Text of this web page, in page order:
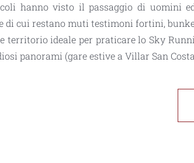
hanno visto il passaggio di uomini
di cui restano muti testimoni fortini,
territorio ideale per praticare loSky
panorami (gare estive a Villar San